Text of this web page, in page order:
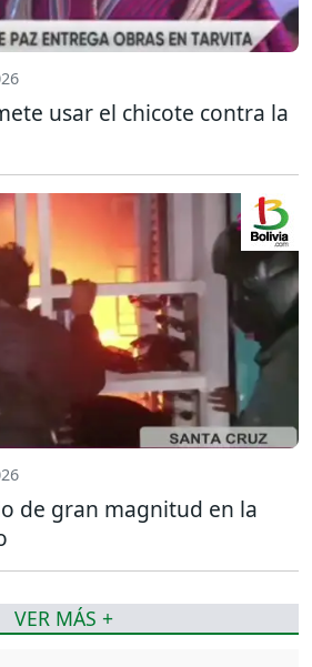
usar el chicote contra la
de gran magnitud en la
VER MÁS +